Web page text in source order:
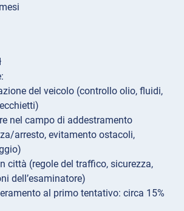
del veicolo (controllo olio, fluidi,
nel campo di addestramento
arresto, evitamento ostacoli,
città (regole del traffico, sicurezza,
dell’esaminatore)
al primo tentativo: circa 15%